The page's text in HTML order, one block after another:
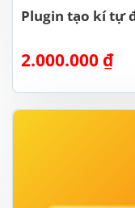
Plugin tạo kí tự
2.000.000 ₫